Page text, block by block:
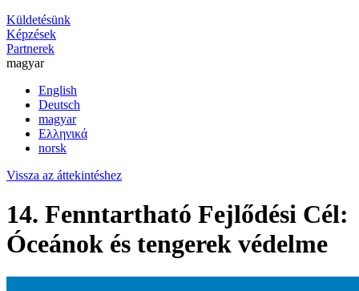
Küldetésünk
Képzések
Partnerek
magyar
English
Deutsch
magyar
Ελληνικά
norsk
Vissza az áttekintéshez
14. Fenntartható Fejlődési Cél:
Óceánok és tengerek védelme